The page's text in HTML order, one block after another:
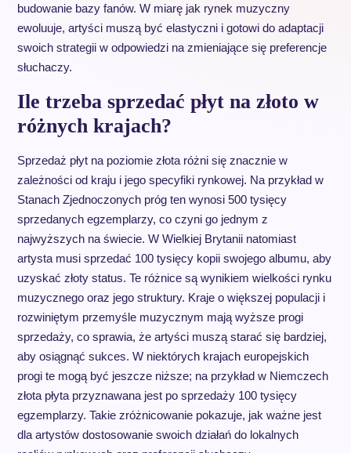
budowanie bazy fanów. W miarę jak rynek muzyczny
ewoluuje, artyści muszą być elastyczni i gotowi do adaptacji
swoich strategii w odpowiedzi na zmieniające się preferencje
słuchaczy.
Ile trzeba sprzedać płyt na złoto w
różnych krajach?
Sprzedaż płyt na poziomie złota różni się znacznie w
zależności od kraju i jego specyfiki rynkowej. Na przykład w
Stanach Zjednoczonych próg ten wynosi 500 tysięcy
sprzedanych egzemplarzy, co czyni go jednym z
najwyższych na świecie. W Wielkiej Brytanii natomiast
artysta musi sprzedać 100 tysięcy kopii swojego albumu, aby
uzyskać złoty status. Te różnice są wynikiem wielkości rynku
muzycznego oraz jego struktury. Kraje o większej populacji i
rozwiniętym przemyśle muzycznym mają wyższe progi
sprzedaży, co sprawia, że artyści muszą starać się bardziej,
aby osiągnąć sukces. W niektórych krajach europejskich
progi te mogą być jeszcze niższe; na przykład w Niemczech
złota płyta przyznawana jest po sprzedaży 100 tysięcy
egzemplarzy. Takie zróżnicowanie pokazuje, jak ważne jest
dla artystów dostosowanie swoich działań do lokalnych